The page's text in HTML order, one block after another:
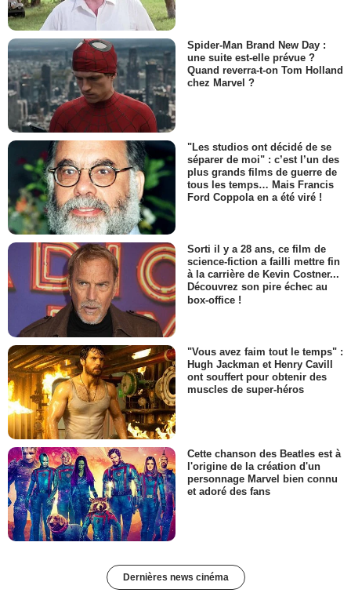
Spider-Man Brand New Day :
une suite est-elle prévue ?
Quand reverra-t-on Tom Holland
chez Marvel ?
"Les studios ont décidé de se
séparer de moi" : c’est l’un des
plus grands films de guerre de
tous les temps… Mais Francis
Ford Coppola en a été viré !
Sorti il y a 28 ans, ce film de
science-fiction a failli mettre fin
à la carrière de Kevin Costner...
Découvrez son pire échec au
box-office !
"Vous avez faim tout le temps" :
Hugh Jackman et Henry Cavill
ont souffert pour obtenir des
muscles de super-héros
Cette chanson des Beatles est à
l'origine de la création d'un
personnage Marvel bien connu
et adoré des fans
Dernières news cinéma